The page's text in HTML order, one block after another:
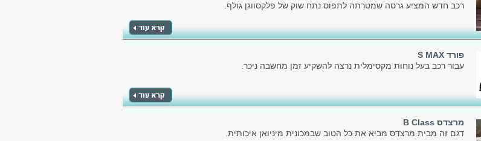
רכב חדש המציע גרסה שמטרתה לתפוס נתח שוק של פלקסווגן גולף.
פורד S MAX
עבור רכב בעל נוחות מקסימלית נרצה להשקיע זמן מחשבה ניכר.
מרצדס B Class
דגם זה מבית מרצדס מביא את כל הטוב שבמכונית מיניואן איכותית.